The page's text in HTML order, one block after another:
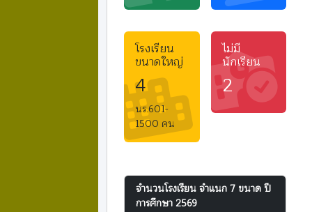
โรงเรียน
ขนาดใหญ่
4
นร.601-
1500 คน
ไม่มี
นักเรียน
2
จำนวนโรงเรียน จำแนก 7 ขนาด ปี
การศึกษา 2569